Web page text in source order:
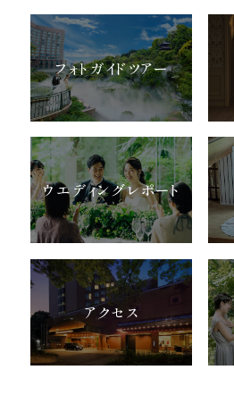
フォトガイドツアー
ウエディングレポート
アクセス